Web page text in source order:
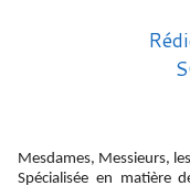
Mesdames, Messieurs,
Spécialisée en matière